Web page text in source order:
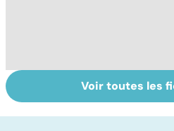
La tuberculose
pulmonaire
Voir toutes les